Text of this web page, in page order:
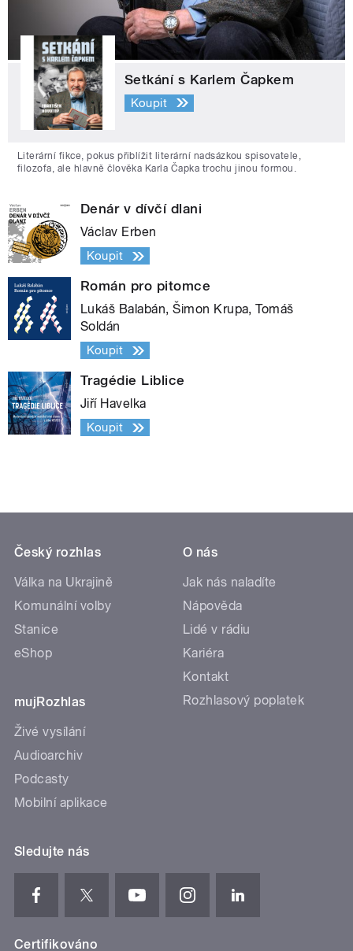
Setkání s Karlem Čapkem
Koupit
Literární fikce, pokus přiblížit literární nadsázkou spisovatele,
filozofa, ale hlavně člověka Karla Čapka trochu jinou formou.
Denár v dívčí dlani
Václav Erben
Koupit
Román pro pitomce
Lukáš Balabán, Šimon Krupa, Tomáš
Soldán
Koupit
Tragédie Liblice
Jiří Havelka
Koupit
Český rozhlas
Válka na Ukrajině
Komunální volby
Stanice
eShop
mujRozhlas
Živé vysílání
Audioarchiv
Podcasty
Mobilní aplikace
O nás
Jak nás naladíte
Nápověda
Lidé v rádiu
Kariéra
Kontakt
Rozhlasový poplatek
Sledujte nás
Certifikováno